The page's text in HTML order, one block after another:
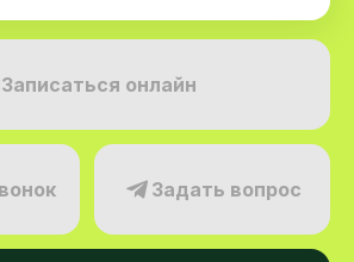
Записаться онлайн
Задать вопрос